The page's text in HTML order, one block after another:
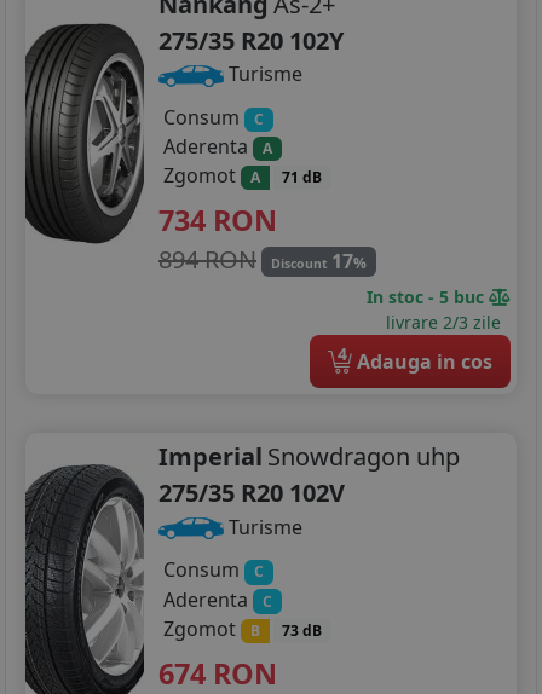
275/35 R20 102Y
Turisme
Consum
C
Aderenta A
Zgomot A 71 dB
734 RON
894 RON Discount 17%
In stoc - 5 buc
livrare 2/3 zile
4 Adauga in cos
Imperial Snowdragon uhp
275/35 R20 102V
Turisme
Consum
C
Aderenta C
Zgomot B 73 dB
674 RON